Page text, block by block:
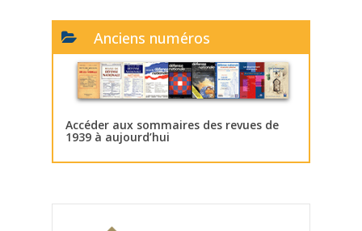
Anciens numéros
Accéder aux sommaires des revues de
1939 à aujourd’hui